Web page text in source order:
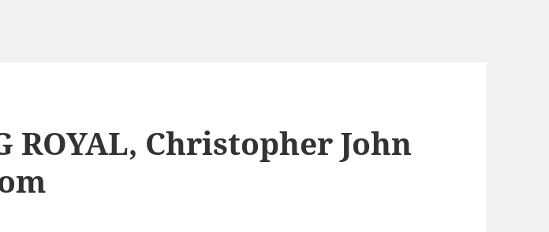
ROYAL, Christopher John